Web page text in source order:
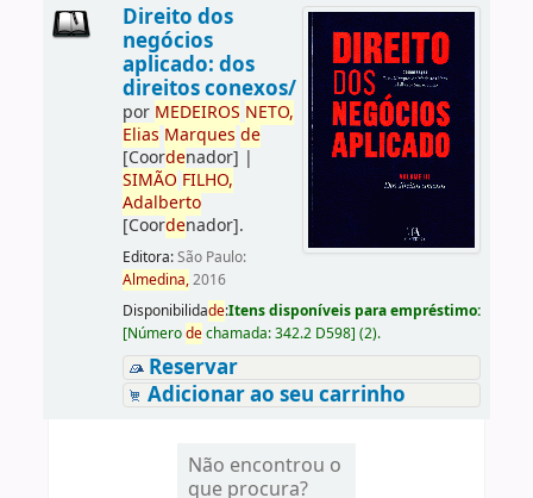
Direito dos
negócios
aplicado: dos
direitos conexos/
por MEDEIROS NETO,
Elias Marques de
[Coordenador] |
SIMÃO FILHO,
Adalberto
[Coordenador].
Editora:São Paulo:
Almedina,2016
Disponibilidade:Itens disponíveis para empréstimo:
[Númerodechamada:342.2 D598] (2).
Reservar
Adicionar ao seu carrinho
Não encontrou o
que procura?